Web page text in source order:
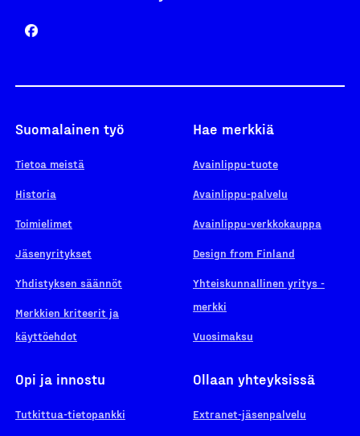
Suomalainen työ
Tietoa meistä
Historia
Toimielimet
Jäsenyritykset
Yhdistyksen säännöt
Merkkien kriteerit ja
käyttöehdot
Hae merkkiä
Avainlippu-tuote
Avainlippu-palvelu
Avainlippu-verkkokauppa
Design from Finland
Yhteiskunnallinen yritys -
merkki
Vuosimaksu
Opi ja innostu
Tutkittua-tietopankki
Ollaan yhteyksissä
Extranet-jäsenpalvelu